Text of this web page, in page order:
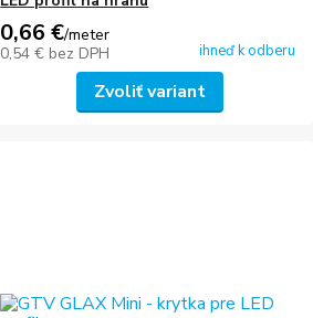
0,66 €/meter
0,54 € bez DPH ihneď k odberu
Zvoliť variant